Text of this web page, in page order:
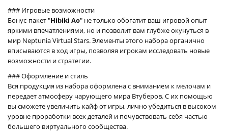
### Игровые возможности
Бонус-пакет "Hibiki Ao" не только обогатит ваш игровой опыт
яркими впечатлениями, но и позволит вам глубже окунуться в
мир Neptunia Virtual Stars. Элементы этого набора органично
вписываются в ход игры, позволяя игрокам исследовать новые
возможности и стратегии.
### Оформление и стиль
Вся продукция из набора оформлена с вниманием к мелочам и
передает атмосферу чарующего мира Втуберов. С их помощью
вы сможете увеличить кайф от игры, лично убедиться в высоком
уровне проработки всех деталей и почувствовать себя частью
большего виртуального сообщества.